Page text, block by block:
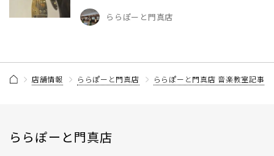
ららぽーと門真店
店舗情報 ららぽーと門真店 ららぽーと門真店 音楽教室記事
ららぽーと門真店